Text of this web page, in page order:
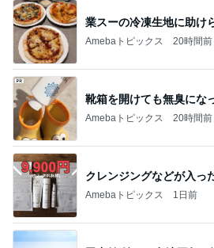
業スーの冷凍生地に助け
Amebaトピックス 20時間前
靴箱を開けても無臭にな
Amebaトピックス 20時間前
クレンジングなどが入っ
Amebaトピックス 1日前